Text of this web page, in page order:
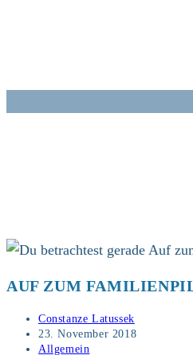
AUF ZUM
Beitrags-
Autor:
Constanze Latussek
Beitrag
veröffentlicht:
23. November 2018
Beitrags-
Allgemein